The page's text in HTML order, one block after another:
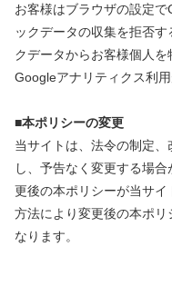
お客様はブラウザの設定
ックデータの収集を拒否
クデータからお客様個人
Googleアナリティクス利
■本ポリシーの変更
当サイトは、法令の制定
し、予告なく変更する場
更後の本ポリシーが当サ
方法により変更後の本ポ
なります。